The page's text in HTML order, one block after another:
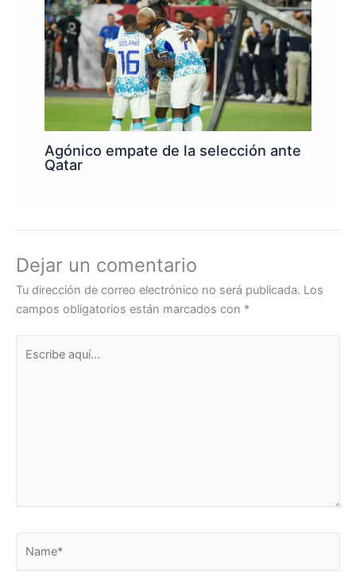
Agónico empate de la selección ante
Qatar
Dejar un comentario
Tu dirección de correo electrónico no será publicada. Los
campos obligatorios están marcados con *